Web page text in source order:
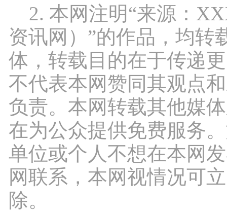
2. 本网注明“来源：
资讯网）”的作品，均转
体，转载目的在于传递
不代表本网赞同其观点
负责。本网转载其他媒
在为公众提供免费服务
单位或个人不想在本网
网联系，本网视情况可
除。